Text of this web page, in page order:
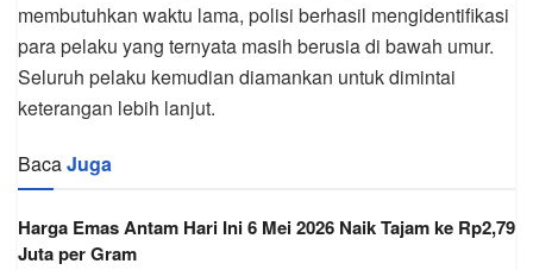
membutuhkan waktu lama, polisi berhasil mengidentifikasi
para pelaku yang ternyata masih berusia di bawah umur.
Seluruh pelaku kemudian diamankan untuk dimintai
keterangan lebih lanjut.
BacaJuga
Harga Emas Antam Hari Ini 6 Mei 2026 Naik Tajam ke Rp2,79
Juta per Gram